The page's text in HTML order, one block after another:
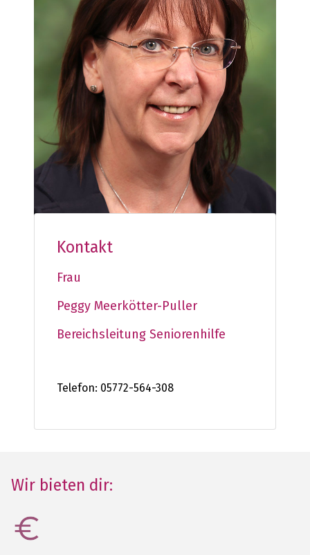
Kontakt
Frau
Peggy Meerkötter-Puller
Bereichsleitung Seniorenhilfe
Telefon: 05772-564-308
Wir bieten dir: